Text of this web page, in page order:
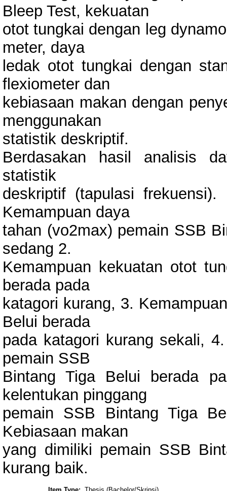
Bleep Test, kekuatan
otot tungkai dengan leg
meter, daya
ledak otot tungkai dengan
flexiometer dan
kebiasaan makan dengan
menggunakan
statistik deskriptif.
Berdasakan hasil analisis
statistik
deskriptif (tapulasi
Kemampuan daya
tahan (vo2max) pemain SSB
sedang 2.
Kemampuan kekuatan otot
berada pada
katagori kurang, 3.
Belui berada
pada katagori kurang sekali,
pemain SSB
Bintang Tiga Belui berada
kelentukan pinggang
pemain SSB Bintang Tiga
Kebiasaan makan
yang dimiliki pemain SSB
kurang baik.